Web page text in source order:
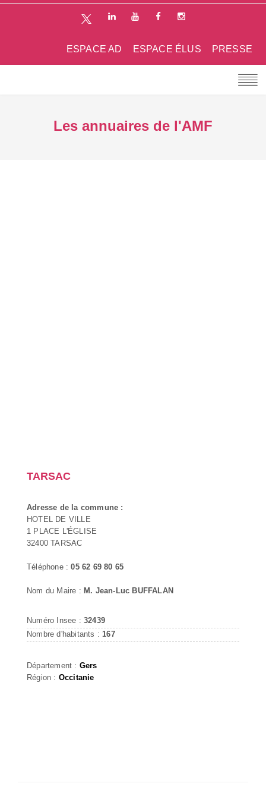
PRESSE
ESPACE ÉLUS
ESPACE AD
Les annuaires de l'AMF
TARSAC
Adresse de la commune :
HOTEL DE VILLE
1 PLACE L'ÉGLISE
32400 TARSAC
Téléphone :05 62 69 80 65
Nom du Maire : M. Jean-Luc BUFFALAN
Numéro Insee : 32439
Nombre d'habitants : 167
Département : Gers
Région : Occitanie